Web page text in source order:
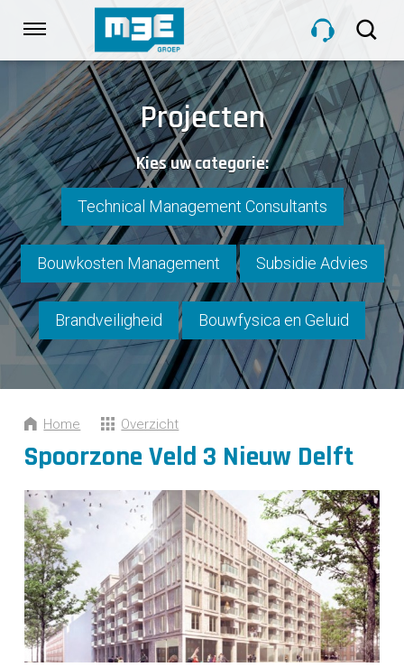
links
Spring
naar
de
inhoud
Spring
naar
navigatie
HOME
DIENSTEN
PROJECTEN
OVER M3E
NIEUWS
CONTACT
Projecten
Kies uw categorie:
Technical Management Consultants
Bouwkosten Management Subsidie Advies
Brandveiligheid Bouwfysica en Geluid
Home Overzicht
Spoorzone Veld 3 Nieuw Delft